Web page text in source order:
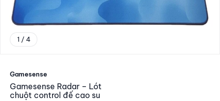
Đến mục 1
1 / 4
Gamesense
Gamesense Radar – Lót
chuột control đế cao su